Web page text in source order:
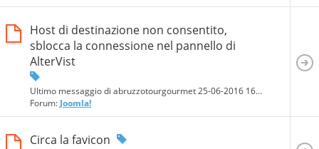
Host di destinazione non consentito,
sblocca la connessione nel pannello di
AlterVist
Ultimo messaggio di abruzzotourgourmet 25-06-2016 16.04.01
Forum: Joomla!
Circa la favicon